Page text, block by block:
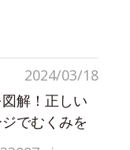
2024/03/18
解！正しい
でむくみを